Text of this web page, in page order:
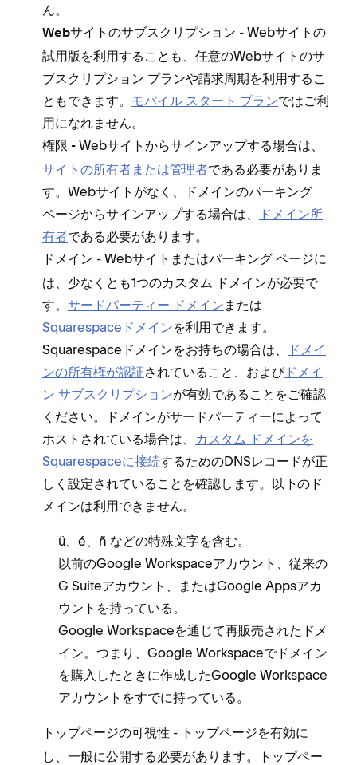
ん⁠。
Webサイトのサブスクリプシ⁠ョン - Webサイトの
試用版を利用することも⁠、任意のWebサイトのサ
ブスクリプシ⁠ョン プランや請求周期を利用するこ
ともできます⁠。 モバイル スタ⁠ート プランではご利
用になれません⁠。
権限 - Webサイトからサインア⁠ップする場合は⁠、
サイトの所有者または管理者である必要がありま
す⁠。Webサイトがなく⁠、ドメインのパ⁠ーキング
ペ⁠ージからサインア⁠ップする場合は⁠、
ドメイン所
有者である必要があります⁠。
ドメイン - Webサイトまたはパ⁠ーキング ペ⁠ージに
は⁠、少なくとも1つのカスタム ドメインが必要で
す⁠。 サ⁠ードパ⁠ーテ⁠ィ⁠ー ドメイン または
Squarespaceドメインを利用できます⁠。
Squarespaceドメインをお持ちの場合は⁠、
ドメイ
ンの所有権が認証されていること⁠、およびドメイ
ン サブスクリプシ⁠ョンが有効であることをご確認
ください⁠。ドメインがサ⁠ードパ⁠ーテ⁠ィ⁠ーによ⁠って
ホストされている場合は⁠、 カスタム ドメインを
Squarespaceに接続するためのDNSレコ⁠ードが正
しく設定されていることを確認します⁠。以下のド
メインは利用できません⁠。
ü⁠、é⁠、ñ などの特殊文字を含む⁠。
以前のGoogle Workspaceアカウント⁠、従来の
G Suiteアカウント⁠、またはGoogle Appsアカ
ウントを持⁠っている⁠。
Google Workspaceを通じて再販売されたドメ
イン⁠。つまり⁠、Google Workspaceでドメイン
を購入したときに作成したGoogle Workspace
アカウントをすでに持⁠っている⁠。
ト⁠ップペ⁠ージの可視性 - ト⁠ップペ⁠ージを有効に
し⁠、一般に公開する必要があります⁠。ト⁠ップペ⁠ー